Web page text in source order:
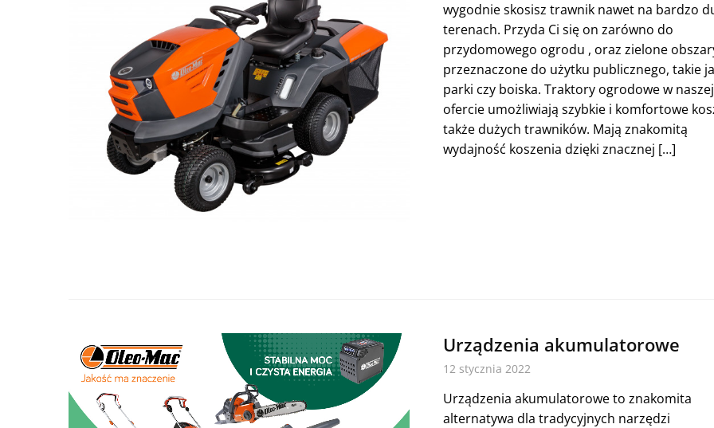
wygodnie skosisz trawnik nawet na bardzo
terenach. Przyda Ci się on zarówno do
przydomowego ogrodu , oraz zielone
przeznaczone do użytku publicznego, takie
parki czy boiska. Traktory ogrodowe w naszej
ofercie umożliwiają szybkie i komfortowe
także dużych trawników. Mają znakomitą
wydajność koszenia dzięki znacznej […]
Urządzenia akumulatorowe
12 stycznia 2022
Urządzenia akumulatorowe to znakomita
alternatywa dla tradycyjnych narzędzi